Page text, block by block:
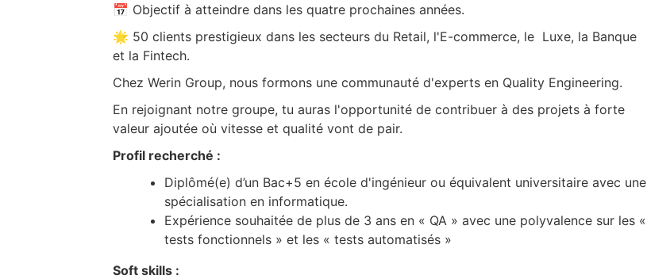
📅 Objectif à atteindre dans les quatre prochaines années.
🌟 50 clients prestigieux dans les secteurs du Retail, l'E-commerce, le Luxe, la Banque
et la Fintech.
Chez Werin Group, nous formons une communauté d'experts en Quality Engineering.
En rejoignant notre groupe, tu auras l'opportunité de contribuer à des projets à forte
valeur ajoutée où vitesse et qualité vont de pair.
Profil recherché :
Diplômé(e) d’un Bac+5 en école d'ingénieur ou équivalent universitaire avec une
spécialisation en informatique.
Expérience souhaitée de plus de 3 ans en « QA » avec une polyvalence sur les «
tests fonctionnels » et les « tests automatisés »
Soft skills :